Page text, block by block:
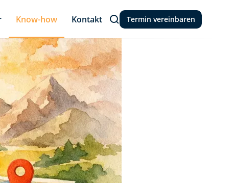
Know-how Kontakt Termin vereinbaren